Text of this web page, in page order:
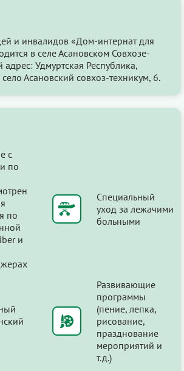
и инвалидов «Дом-интернат для
в селе Асановском Совхозе-
Удмуртская Республика,
Асановский совхоз-техникум, 6.
с
по
по
и
Специальный
уход за лежачими
больными
Развивающие
программы
(пение, лепка,
рисование,
празднование
мероприятий и
т.д.)